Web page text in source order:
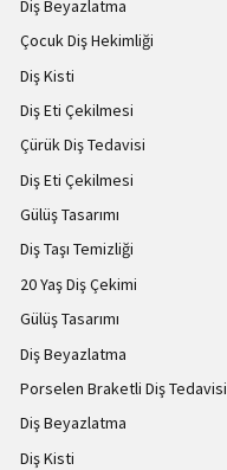
Diş Beyazlatma
Çocuk Diş Hekimliği
Diş Kisti
Diş Eti Çekilmesi
Çürük Diş Tedavisi
Diş Eti Çekilmesi
Gülüş Tasarımı
Diş Taşı Temizliği
20 Yaş Diş Çekimi
Gülüş Tasarımı
Diş Beyazlatma
Porselen Braketli Diş Tedavisi
Diş Beyazlatma
Diş Kisti